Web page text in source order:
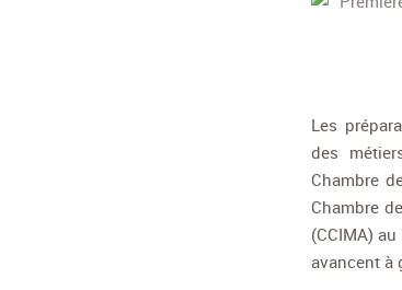
Les
des
Chambre
Chambre
(CCIMA)
avancent à